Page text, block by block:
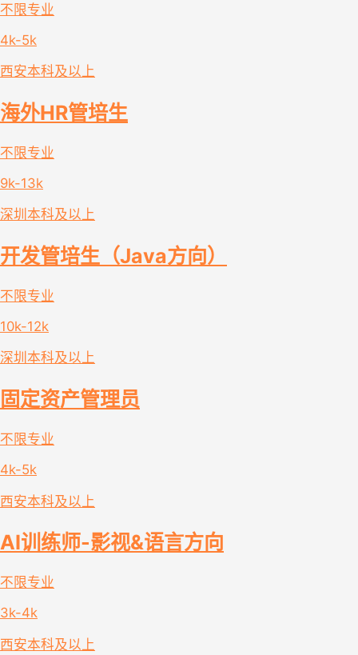
不限专业
4k-5k
西安本科及以上
海外HR管培生
不限专业
9k-13k
深圳 本科及以上
开发管培生（Java方向）
不限专业
10k-12k
深圳 本科及以上
固定资产管理员
不限专业
4k-5k
西安本科及以上
AI训练师-影视&语言方向
不限专业
3k-4k
西安本科及以上